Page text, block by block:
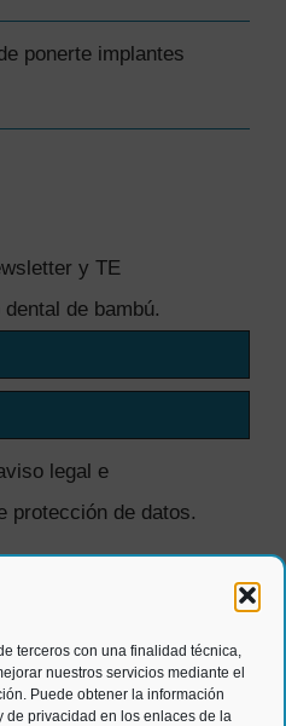
terceros con una finalidad técnica,
nuestros servicios mediante el
Puede obtener la información
de privacidad en los enlaces de la
ponerte implantes
y TE
de bambú.
legal e
protección de datos.